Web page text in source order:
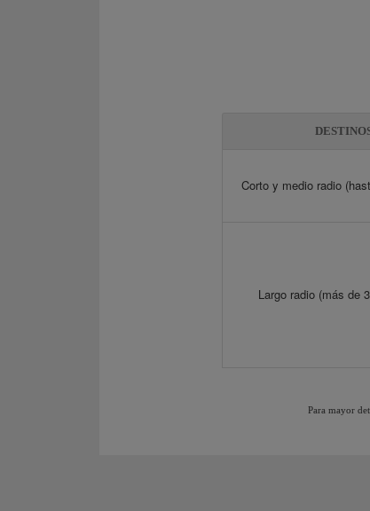
Corto y medio radio
Largo radio (más de
Para mayor